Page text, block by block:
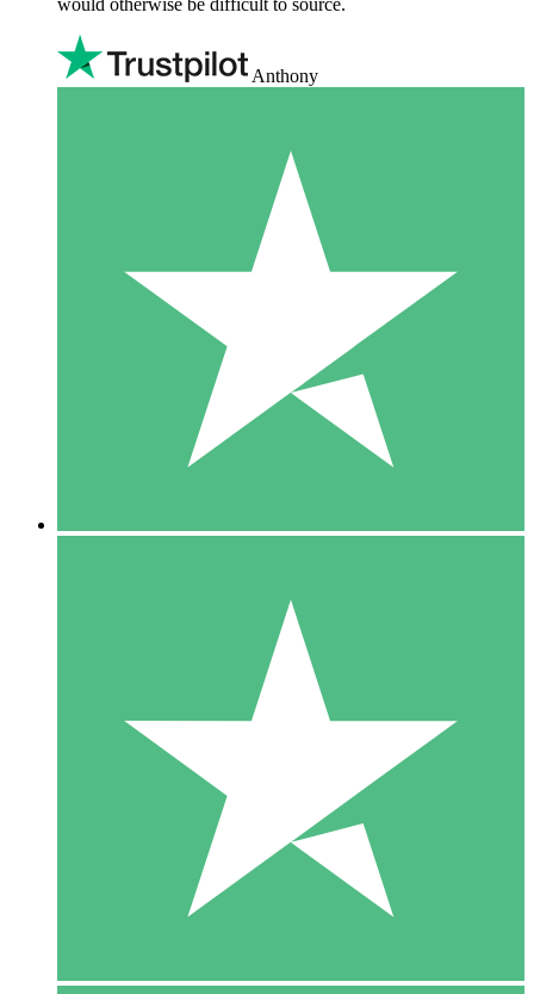
Anthony